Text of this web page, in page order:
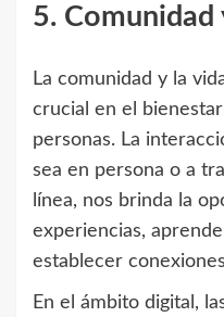
5. Comunidad
La comunidad y la
crucial en el
personas. La
sea en persona o a
línea, nos brinda la
experiencias,
establecer
En el ámbito digital,